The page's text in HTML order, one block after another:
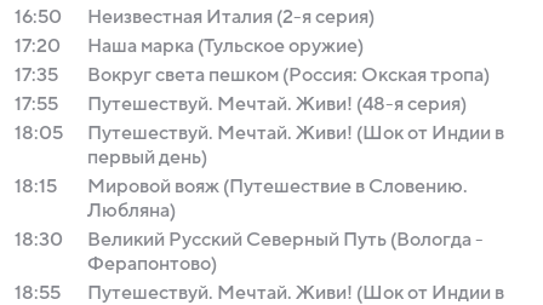
16:50
Неизвестная Италия (2-я серия)
17:20
Наша марка (Тульское оружие)
17:35
Вокруг света пешком (Россия: Окская тропа)
17:55
Путешествуй. Мечтай. Живи! (48-я серия)
18:05
Путешествуй. Мечтай. Живи! (Шок от Индии в
первый день)
18:15
Мировой вояж (Путешествие в Словению.
Любляна)
18:30
Великий Русский Северный Путь (Вологда -
Ферапонтово)
18:55
Путешествуй. Мечтай. Живи! (Шок от Индии в